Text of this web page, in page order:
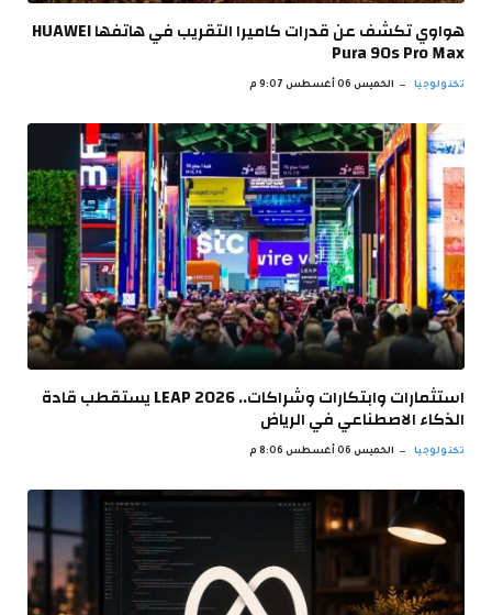
هواوي تكشف عن قدرات كاميرا التقريب في هاتفها HUAWEI
Pura 90s Pro Max
تكنولوجيا الخميس 06 أغسطس 9:07 م
استثمارات وابتكارات وشراكات.. LEAP 2026 يستقطب قادة
الذكاء الاصطناعي في الرياض
تكنولوجيا الخميس 06 أغسطس 8:06 م